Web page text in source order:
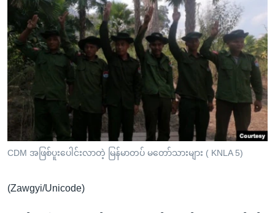
ကျော်
ကြည့်
ရန်
ပင်မ
အ
ညွန်း
စာမျက်နှာ
သို့
ရန်
အစ္စရေး-ပါလက်စတိုင်း
အင်္ဂလိပ်စာလေ့လာမယ်
အမေရိကန်သုံးအီဒီယံ
မကြေးမုံရဲ့ အင်္ဂလိပ်စာ
ရုပ်ရှင်ထဲက အင်္ဂလိပ်စာ
သုတပဒေသာ အင်္ဂလိပ်စာ
အပတ်စဉ်ကဏ္ဍများ
ရေဒီယို
တီဗွီ
ရေဒီယိုနှင့်ရုပ်သံ အချက်အလက်များ
ရေဒီယို/တီဗွီအစီအစဉ်
Learning English
ဗွီအိုအေ လူမှုကွန်ယက်များ
CDM အဖြစ်ပူးပေါင်းလာတဲ့ မြန်မာတပ် မတော်သားများ ( KNLA 5)
(Zawgyi/Unicode)